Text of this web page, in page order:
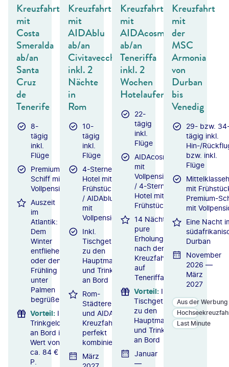
Kreuzfahrt
mit
Costa
Smeralda
ab/an
Santa
Cruz
de
Tenerife
8-
tägig
inkl.
Flüge
Premium-
Schiff mit
Vollpension
Auszeit
im
Atlantik:
Dem
Winter
entfliehen
oder den
Frühling
unter
Palmen
begrüßen
Vorteil: Inkl.
Trinkgelder
an Bord im
Wert von
ca. 84 € p.
P.
Kreuzfahrt
mit
AIDAblu
ab/an
Civitavecchia
inkl. 2
Nächte
in
Rom
10-
tägig
inkl.
Flüge
4-Sterne-
Hotel mit
Frühstück
/ AIDAblu
mit
Vollpension
Inkl.
Tischgetränke
zu den
Hauptmahlzeiten
und Trinkgelder
an Bord
Rom-
Städtereise
und AIDA-
Kreuzfahrt
perfekt
kombiniert
März
Kreuzfahrt
mit
AIDAcosma
ab/an
Teneriffa
inkl. 2
Wochen
Hotelaufenthalt
22-
tägig
inkl.
Flüge
AIDAcosma
mit
Vollpension
/ 4-Sterne-
Hotel mit
Frühstück
14 Nächte
pure
Erholung
nach der
Kreuzfahrt
auf
Teneriffa
Vorteil: Inkl.
Tischgetränke
zu den
Hauptmahlzeiten
und Trinkgelder
an Bord
Januar
—
Kreuzfahrt
mit
der
MSC
Armonia
von
Durban
bis
Venedig
29- bzw.
tägig inkl.
Hin-/
bzw. inkl.
Flüge
mit
Premium-
mit
Eine Nacht
Durban
November
2026 —
März
2027
Aus der Werbung
Last Minute